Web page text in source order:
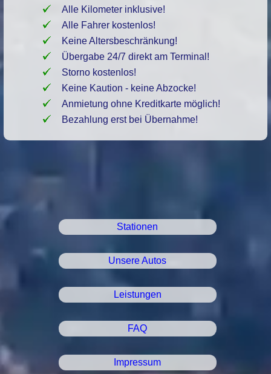
Alle Kilometer inklusive!
Alle Fahrer kostenlos!
Keine Altersbeschränkung!
Übergabe 24/7 direkt am Terminal!
Storno kostenlos!
Keine Kaution - keine Abzocke!
Anmietung ohne Kreditkarte möglich!
Bezahlung erst bei Übernahme!
Stationen
Unsere Autos
Leistungen
FAQ
Impressum